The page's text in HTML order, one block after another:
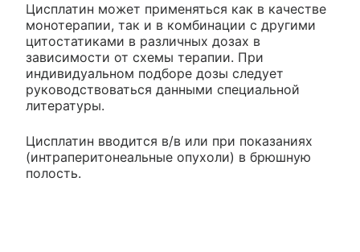
Цисплатин может применяться как в качестве
монотерапии, так и в комбинации с другими
цитостатиками в различных дозах в
зависимости от схемы терапии. При
индивидуальном подборе дозы следует
руководствоваться данными специальной
литературы.
Цисплатин вводится в/в или при показаниях
(интраперитонеальные опухоли) в брюшную
полость.